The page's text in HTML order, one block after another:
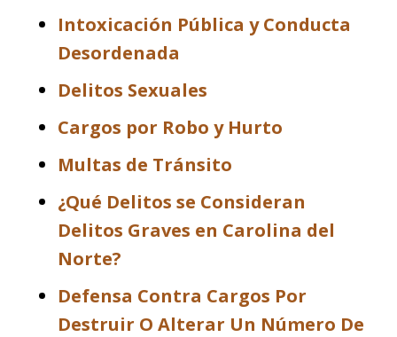
Intoxicación Pública y Conducta
Desordenada
Delitos Sexuales
Cargos por Robo y Hurto
Multas de Tránsito
¿Qué Delitos se Consideran
Delitos Graves en Carolina del
Norte?
Defensa Contra Cargos Por
Destruir O Alterar Un Número De